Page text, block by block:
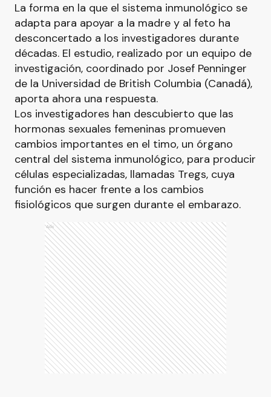
La forma en la que el sistema inmunológico se
adapta para apoyar a la madre y al feto ha
desconcertado a los investigadores durante
décadas. El estudio, realizado por un equipo de
investigación, coordinado por Josef Penninger
de la Universidad de British Columbia (Canadá),
aporta ahora una respuesta.
Los investigadores han descubierto que las
hormonas sexuales femeninas promueven
cambios importantes en el timo, un órgano
central del sistema inmunológico, para producir
células especializadas, llamadas Tregs, cuya
función es hacer frente a los cambios
fisiológicos que surgen durante el embarazo.
Ads